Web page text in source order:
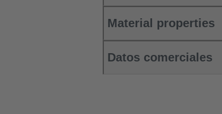
Material properties
Datos comerciales